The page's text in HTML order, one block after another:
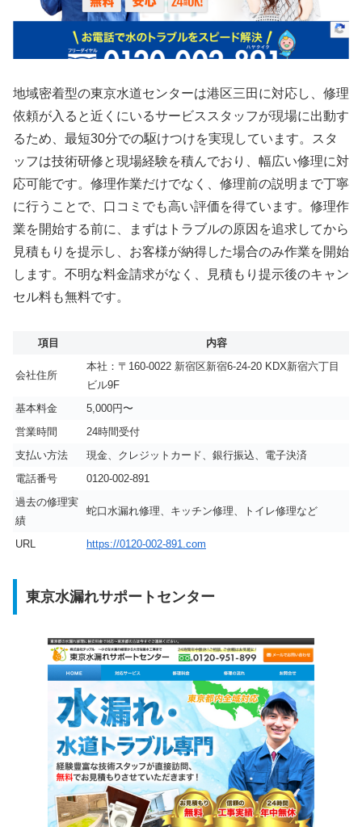
地域密着型の東京水道センターは港区三田に対応し、修理
依頼が入ると近くにいるサービススタッフが現場に出動す
るため、最短30分での駆けつけを実現しています。スタ
ッフは技術研修と現場経験を積んでおり、幅広い修理に対
応可能です。修理作業だけでなく、修理前の説明まで丁寧
に行うことで、口コミでも高い評価を得ています。修理作
業を開始する前に、まずはトラブルの原因を追求してから
見積もりを提示し、お客様が納得した場合のみ作業を開始
します。不明な料金請求がなく、見積もり提示後のキャン
セル料も無料です。
項目 内容
会社住所
本社：〒160-0022 新宿区新宿6-24-20 KDX新宿六丁目
ビル9F
基本料金
5,000円〜
営業時間
24時間受付
支払い方法
現金、クレジットカード、銀行振込、電子決済
電話番号
0120-002-891
過去の修理実
績
蛇口水漏れ修理、キッチン修理、トイレ修理など
URL https://0120-002-891.com
東京水漏れサポートセンター